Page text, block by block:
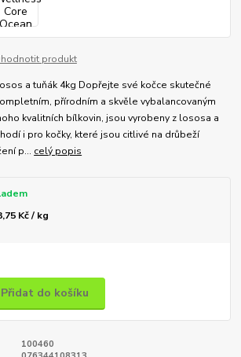
produkt
a tuňák 4kg Dopřejte své kočce skutečné
přírodním a skvěle vybalancovaným
kvalitních bílkovin, jsou vyrobeny z lososa a
i pro kočky, které jsou citlivé na drůbeží
p... celý popis
Kč / kg
Přidat do košíku
100460